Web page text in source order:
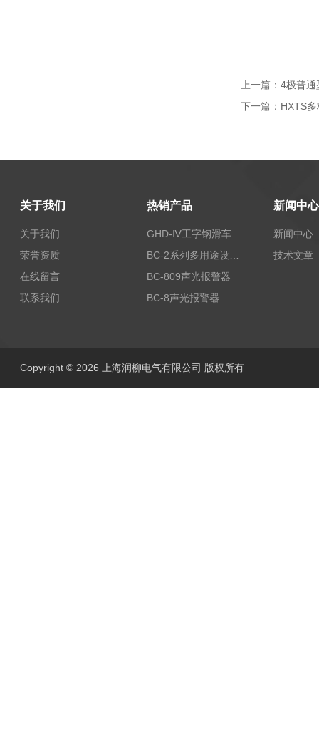
上一篇： 4极普通
下一篇： HXTS
关于我们
关于我们
荣誉资质
在线留言
联系我们
热销产品
GHD-Ⅳ工字钢滑车
BC-809声光报警器
BC-8声光报警器
新闻中心
新闻中心
技术文章
Copyright © 2026 上海润柳电气有限公司 版权所有